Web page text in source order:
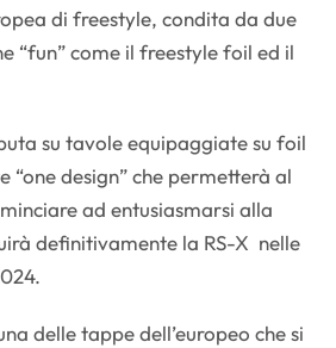
di freestyle, condita da due
“fun” come il freestyle foil ed il
su tavole equipaggiate su foil
“one design” che permetterà al
ad entusiasmarsi alla
definitivamente la RS-X nelle
delle tappe dell’europeo che si